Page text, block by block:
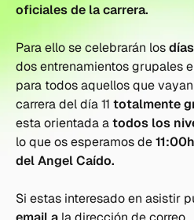
oficiales de la carrera.
Para ello se celebrarán los
dos entrenamientos grupales
para todos aquellos que
carrera del día 11 totalmente
esta orientada atodos los
lo que os esperamos de
del Angel Caído.
Si estas interesado en asistir